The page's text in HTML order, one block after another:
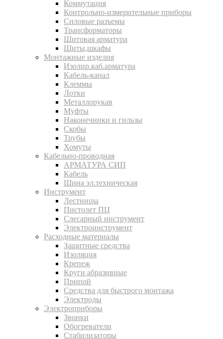
Коммутация
Контрольно-измерительные приборы
Силовые разъемы
Трансформаторы
Щитовая арматура
Щиты,шкафы
Монтажные изделия
Изолир.каб.арматура
Кабель-канал
Клеммы
Лотки
Металлорукав
Муфты
Наконечники и гильзы
Скобы
Трубы
Хомуты
Кабельно-проводная
АРМАТУРА СИП
Кабель
Шина эл.техническая
Инструмент
Лестницы
Пистолет ПЦ
Слесарный инструмент
Электроинструмент
Расходные материалы
Защитные средства
Изоляция
Крепеж
Круги абразивные
Припой
Средства для быстрого монтажа
Электроды
Электроприборы
Звонки
Обогреватели
Стабилизаторы